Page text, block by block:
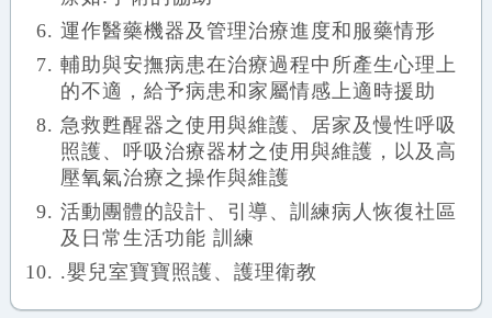
運作醫藥機器及管理治療進度和服藥情形
輔助與安撫病患在治療過程中所產生心理上
的不適，給予病患和家屬情感上適時援助
急救甦醒器之使用與維護、居家及慢性呼吸
照護、呼吸治療器材之使用與維護，以及高
壓氧氣治療之操作與維護
活動團體的設計、引導、訓練病人恢復社區
及日常生活功能 訓練
.嬰兒室寶寶照護、護理衛教